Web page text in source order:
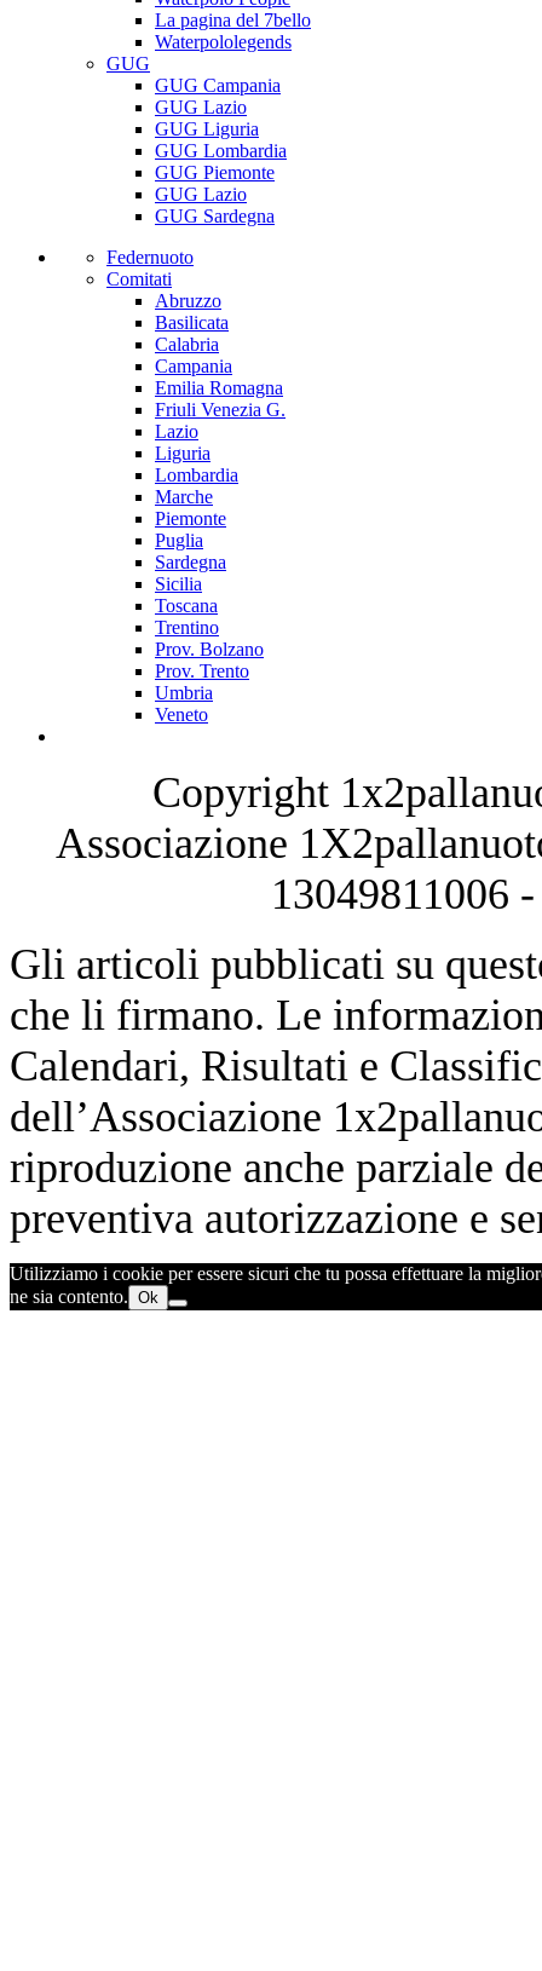
La pagina del 7bello
Waterpololegends
GUG
GUG Campania
GUG Lazio
GUG Liguria
GUG Lombardia
GUG Piemonte
GUG Lazio
GUG Sardegna
Federnuoto
Comitati
Abruzzo
Basilicata
Calabria
Campania
Emilia Romagna
Friuli Venezia G.
Lazio
Liguria
Lombardia
Marche
Piemonte
Puglia
Sardegna
Sicilia
Toscana
Trentino
Prov. Bolzano
Prov. Trento
Umbria
Veneto
Copyright
Associazione
13049811006
Gli articoli pubblicati su
che li firmano. Le
Calendari, Risultati e
dell’Associazione
riproduzione anche parziale
preventiva autorizzazione e
Utilizziamo i cookie per essere sicuri che tu possa effettuare la
ne sia contento. Ok